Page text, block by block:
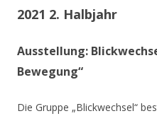
2021 2. Halbjahr
Ausstellung:
Bewegung“
Die Gruppe „Blickwechsel“